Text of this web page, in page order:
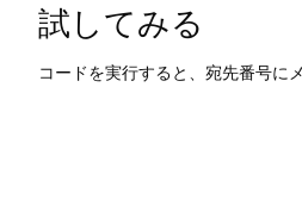
試してみる
コードを実行すると、宛先番号に